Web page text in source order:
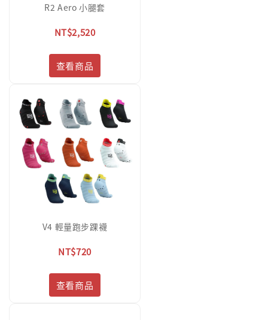
R2 Aero 小腿套
NT$2,520
查看商品
V4 輕量跑步踝襪
NT$720
查看商品